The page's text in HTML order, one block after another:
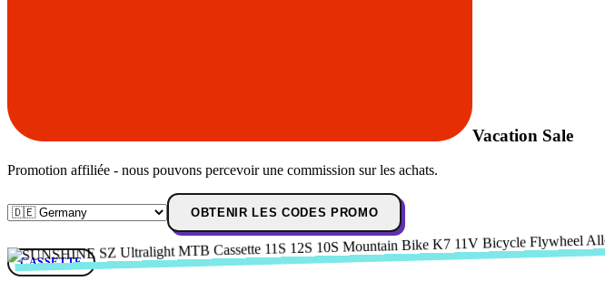
Vacation Sale
Promotion affiliée - nous pouvons percevoir une commission sur les achats.
OBTENIR LES CODES PROMO
CASSETTE